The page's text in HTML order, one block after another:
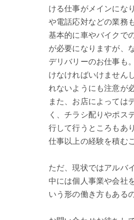
ける仕事がメインにな
や電話応対などの業務
基本的に車やバイクで
が必要になりますが、
デリバリーのお仕事も
けなければいけません
れないようにも注意が
また、お店によっては
く、チラシ配りやポス
行して行うところもあ
仕事以上の経験を積む
ただ、現状ではアルバ
中には個人事業や会社
いう形の働き方もある